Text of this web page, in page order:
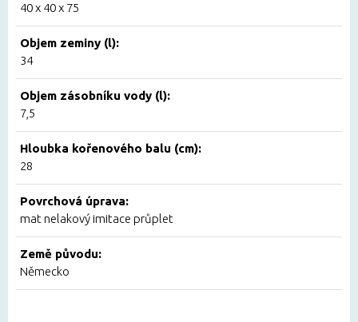
40 x 40 x 75
Objem zeminy (l):
34
Objem zásobníku vody (l):
7,5
Hloubka kořenového balu (cm):
28
Povrchová úprava:
mat nelakový imitace průplet
Země původu:
Německo